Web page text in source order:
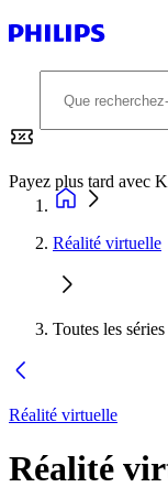
Payez plus tard avec
Réalité virtuelle
Toutes les séries
Réalité virtuelle
Réalité